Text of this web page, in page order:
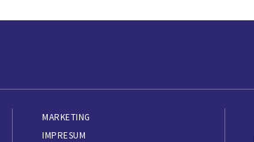
MARKETING
IMPRESUM